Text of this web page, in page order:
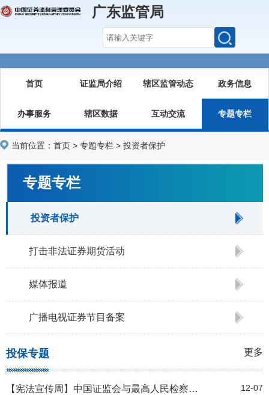
广东监管局
首页 证监局介绍 辖区监管动态 政务信息
办事服务 辖区数据 互动交流 专题专栏
当前位置： 首页 > 专题专栏 > 投资者保护
专题专栏
投资者保护
打击非法证券期货活动
媒体报道
广播电视证券节目备案
投保专题 更多
【宪法宣传周】中国证监会与最高人民检察院联合发布证券违法犯罪指导性案例 12-07